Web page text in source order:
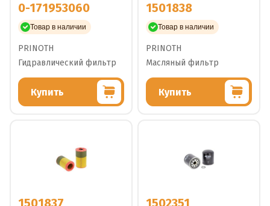
0-171953060
Товар в наличии
PRINOTH
Гидравлический фильтр
Купить
1501838
Товар в наличии
PRINOTH
Масляный фильтр
Купить
1501837 1502351